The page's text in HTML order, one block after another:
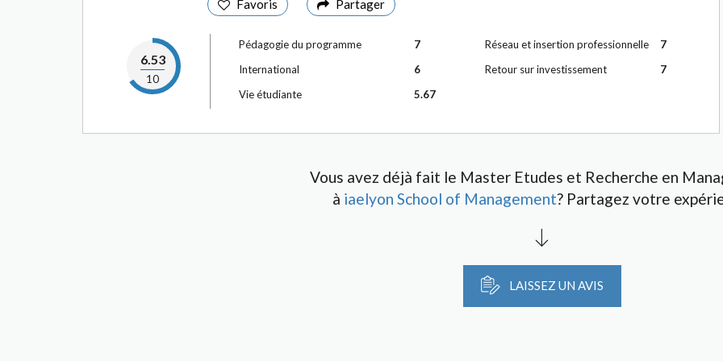
Favoris Partager
6.53
10
Pédagogie du programme
7
International
6
Vie étudiante
5.67
Réseau et insertion professionnelle
7
Retour sur investissement
7
Vous avez déjà fait le Master Etudes et Recherche en
à iaelyon School of Management? Partagez votre
LAISSEZ UN AVIS